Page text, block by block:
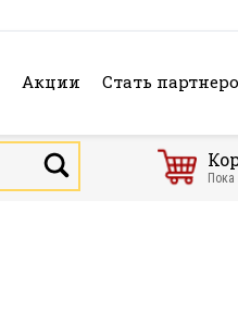
Акции Стать
Пока